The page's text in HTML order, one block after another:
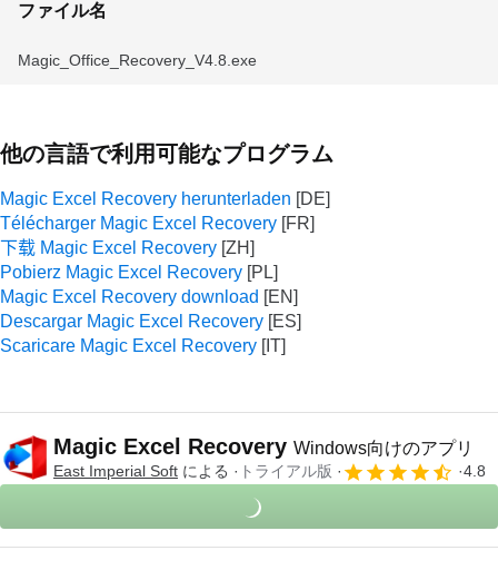
ファイル名
Magic_Office_Recovery_V4.8.exe
他の言語で利用可能なプログラム
Magic Excel Recovery herunterladen
Télécharger Magic Excel Recovery
下载 Magic Excel Recovery
Pobierz Magic Excel Recovery
Magic Excel Recovery download
Descargar Magic Excel Recovery
Scaricare Magic Excel Recovery
Magic Excel Recovery Windows向けのアプリ
East Imperial Soft による トライアル版 4.8